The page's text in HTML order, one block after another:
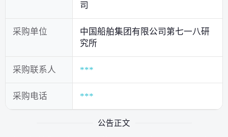
司
采购单位
中国船舶集团有限公司第七一八研
究所
采购联系人 ***
采购电话 ***
公告正文